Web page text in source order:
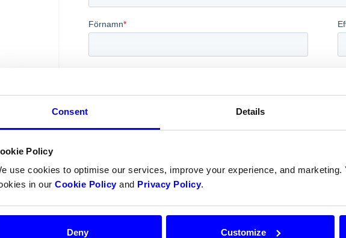
Consent Details
Policy
use cookies to optimise our services, improve your experience, and marketing.
in our Cookie Policyand Privacy Policy.
Deny Customize